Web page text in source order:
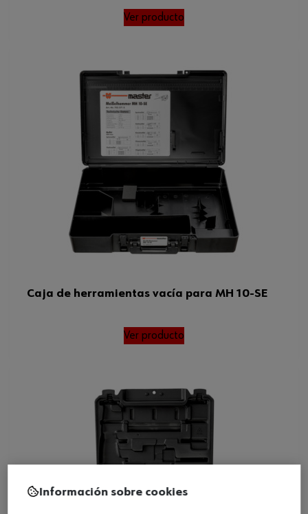
Ver producto
Caja de herramientas vacía para MH 10-SE
Ver producto
Información sobre cookies